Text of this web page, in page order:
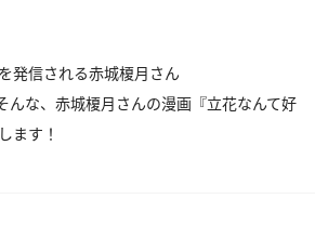
発信される赤城榎月さん
んな、赤城榎月さんの漫画『立花なんて好
ます！